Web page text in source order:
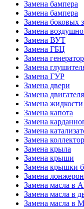
Замена бампера
Замена бампера
Замена боковых
Замена
Замена ВУТ
Замена ГБЦ
Замена
Замена
Замена ГУР
Замена двери
Замена двигателя
Замена
Замена капота
Замена
Замена
Замена
Замена крыла
Замена крыши
Замена крышки
Замена
Замена масла в
Замена масла в
Замена масла в